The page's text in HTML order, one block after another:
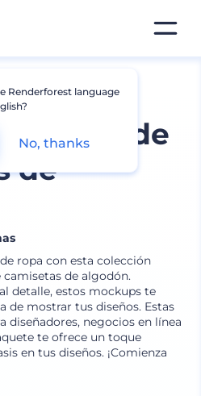
de
de
ropa con esta colección
de algodón.
detalle, estos mockups te
de mostrar tus diseños. Estas
diseñadores, negocios en línea
te ofrece un toque
en tus diseños. ¡Comienza
Renderforest language
No, thanks